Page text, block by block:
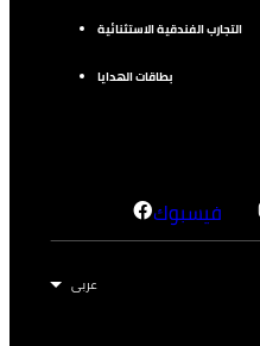
التجارب الفندقية الاستثنائية
بطاقات الهدايا
فيسبوك